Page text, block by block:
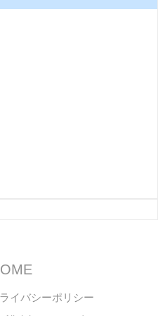
イバシーポリシー